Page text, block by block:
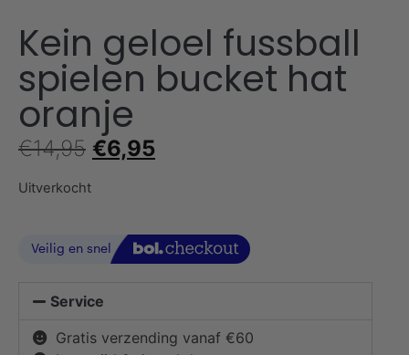
Kein geloel fussball
spielen bucket hat
oranje
€14,95 €6,95
Uitverkocht
Service
Gratis verzending vanaf €60